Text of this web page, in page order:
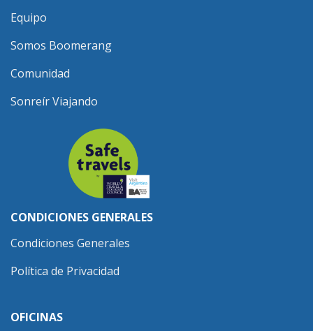
Equipo
Somos Boomerang
Comunidad
Sonreír Viajando
CONDICIONES GENERALES
Condiciones Generales
Política de Privacidad
OFICINAS